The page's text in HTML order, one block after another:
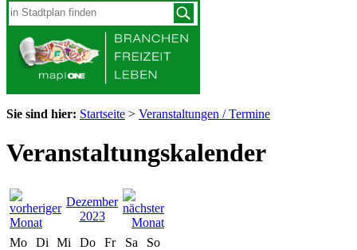
Sie sind hier: Startseite > Veranstaltungen / Termine
Veranstaltungskalender
Dezember
2023
Mo
Di Mi Do Fr Sa
So